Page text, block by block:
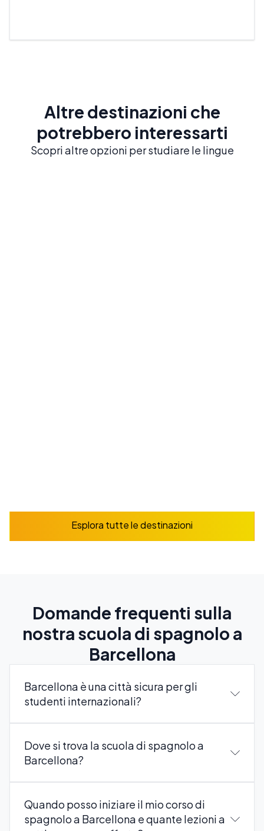
Altre destinazioni che
potrebbero interessarti
Scopri altre opzioni per studiare le lingue
Esplora tutte le destinazioni
Domande frequenti sulla
nostra scuola di spagnolo a
Barcellona
Barcellona è una città sicura per gli
studenti internazionali?
Dove si trova la scuola di spagnolo a
Barcellona?
Quando posso iniziare il mio corso di
spagnolo a Barcellona e quante lezioni a